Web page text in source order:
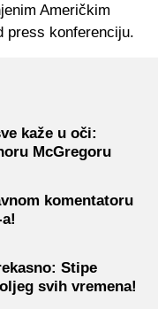
Američkim
press konferenciju.
kaže u oči:
McGregoru
komentatoru
Stipe
svih vremena!